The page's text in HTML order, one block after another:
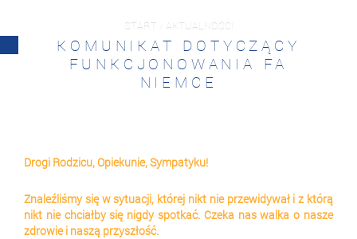
START / AKTUALNOŚCI
KOMUNIKAT DOTYCZĄCY
FUNKCJONOWANIA FA
NIEMCE
Drogi Rodzicu, Opiekunie, Sympatyku!
Znaleźliśmy się w sytuacji, której nikt nie przewidywał i z którą
nikt nie chciałby się nigdy spotkać. Czeka nas walka o nasze
zdrowie i naszą przyszłość.